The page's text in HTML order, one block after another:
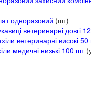
одноразовий (шт)
ветеринарні довгі
ветеринарні високі
медичні низькі 100 шт